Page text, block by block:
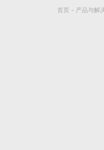
首页 - 产品与解